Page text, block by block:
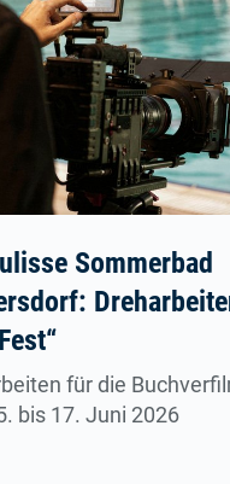
Sommerbad
für die
bis 17. Juni 2026